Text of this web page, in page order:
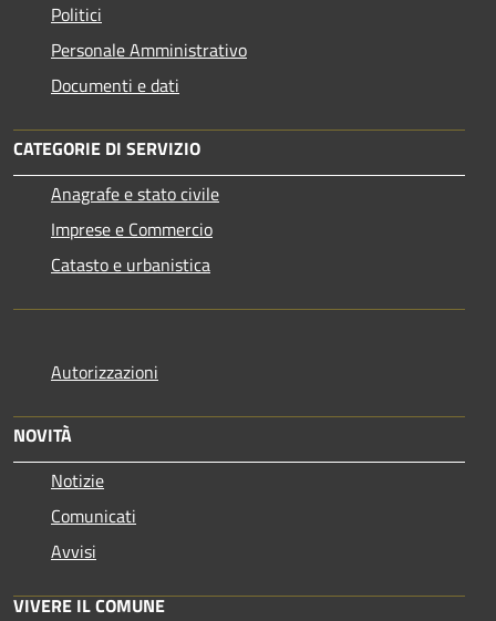
Politici
Personale Amministrativo
Documenti e dati
CATEGORIE DI SERVIZIO
Anagrafe e stato civile
Imprese e Commercio
Catasto e urbanistica
Autorizzazioni
NOVITÀ
Notizie
Comunicati
Avvisi
VIVERE IL COMUNE